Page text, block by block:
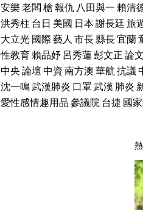
安樂老闆槍報仇 八田與一賴清
洪秀柱 台日 美國 日本謝長廷旅
大立光國際藝人 市長縣長宜蘭
性教育賴品妤呂秀蓮彭文正論文
中央論壇中資南方澳華航抗議
沈一鳴武漢肺炎 口罩武漢 肺炎
愛性感情趣用品參議院台捷 國